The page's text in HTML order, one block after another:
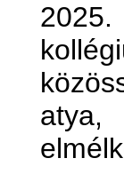
atya,